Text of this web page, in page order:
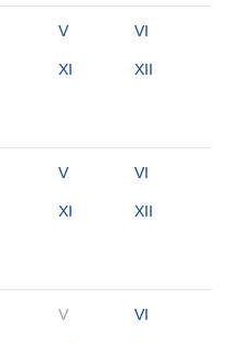
V VI
XI XII
V VI
XI XII
V VI